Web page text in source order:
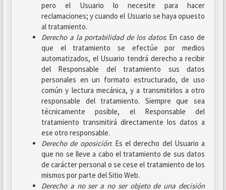
pero el Usuario lo necesite para hacer
reclamaciones; y cuando el Usuario se haya opuesto
al tratamiento.
Derecho a la portabilidad de los datos: En caso de
que el tratamiento se efectúe por medios
automatizados, el Usuario tendrá derecho a recibir
del Responsable del tratamiento sus datos
personales en un formato estructurado, de uso
común y lectura mecánica, y a transmitirlos a otro
responsable del tratamiento. Siempre que sea
técnicamente posible, el Responsable del
tratamiento transmitirá directamente los datos a
ese otro responsable.
Derecho de oposición: Es el derecho del Usuario a
que no se lleve a cabo el tratamiento de sus datos
de carácter personal o se cese el tratamiento de los
mismos por parte del Sitio Web.
Derecho a no ser a no ser objeto de una decisión